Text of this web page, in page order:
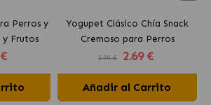
Perros y
y Frutos
Yogupet Clásico Chía Snack
Cremoso para Perros
2.99 € 2.69 €
Añadir al Carrito